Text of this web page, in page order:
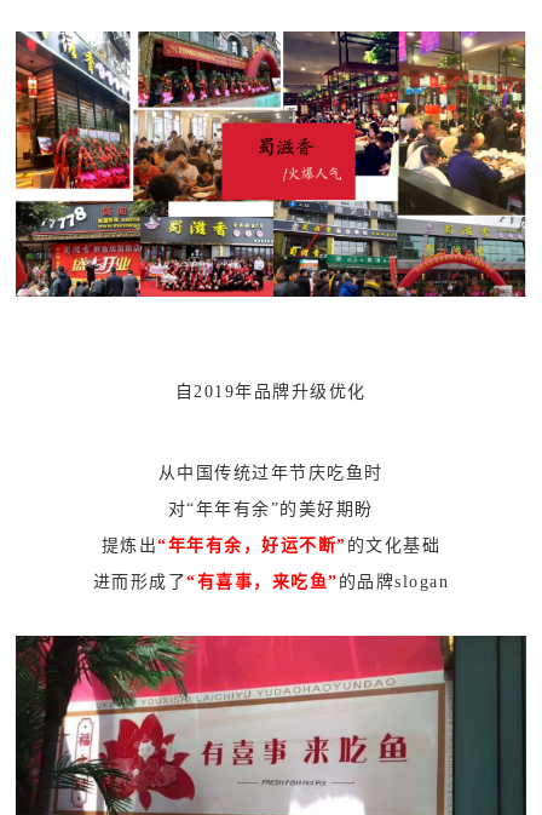
自2019年品牌升级优化
从中国传统过年节庆吃鱼时
对“年年有余”的美好期盼
提炼出“年年有余，好运不断” 的文化基础
进而形成了“有喜事，来吃鱼” 的品牌slogan